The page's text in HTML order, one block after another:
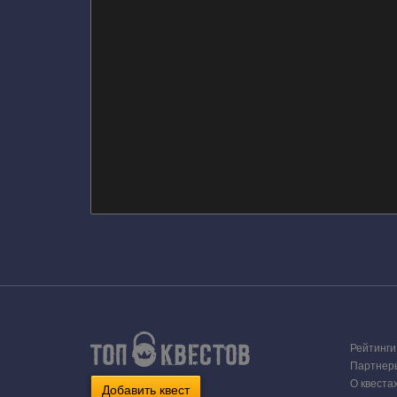
Добавить квест
Рейтинги
О